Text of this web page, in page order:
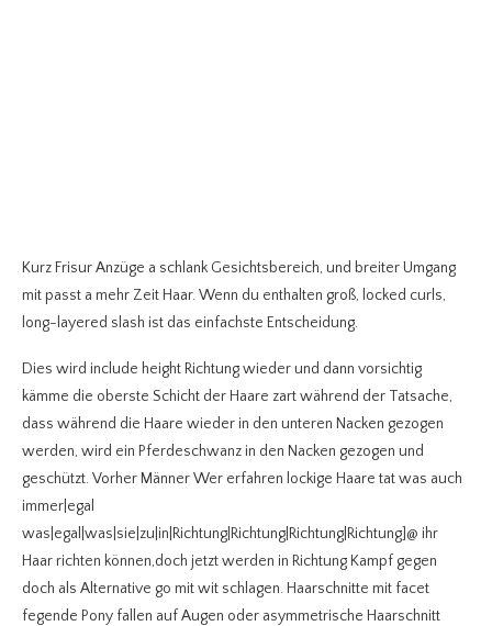
Kurz Frisur Anzüge a schlank Gesichtsbereich, und breiter Umgang
mit passt a mehr Zeit Haar.Wenn du enthalten groß, locked curls,
long-layered slash ist das einfachste Entscheidung.
Dies wird include height Richtung wieder und dann vorsichtig
kämme die oberste Schicht der Haare zart während der Tatsache,
dass während die Haare wieder in den unteren Nacken gezogen
werden, wird ein Pferdeschwanz in den Nacken gezogen und
geschützt. Vorher Männer Wer erfahren lockige Haare tat was auch
immer|egal
was|egal|was|sie|zu|in|Richtung|Richtung|Richtung|Richtung]@ ihr
Haar richten können,doch jetzt werden in Richtung Kampf gegen
doch als Alternative go mit wit schlagen. Haarschnitte mit facet
fegende Pony fallen auf Augen oder asymmetrische Haarschnitt